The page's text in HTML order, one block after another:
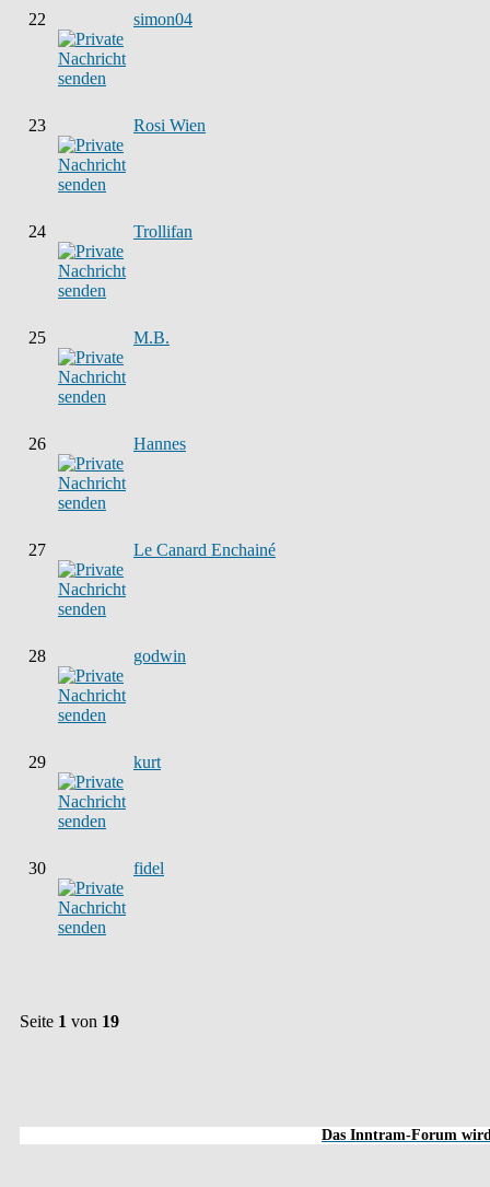
22 simon04
23 Rosi Wien
24 Trollifan
25 M.B.
26 Hannes
27 Le Canard Enchainé
28 godwin
29 kurt
30 fidel
Seite 1 von 19
Das Inntram-Forum